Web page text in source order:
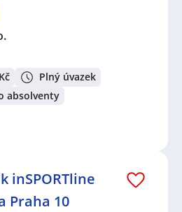
Plný úvazek
absolventy
inSPORTline
Praha 10